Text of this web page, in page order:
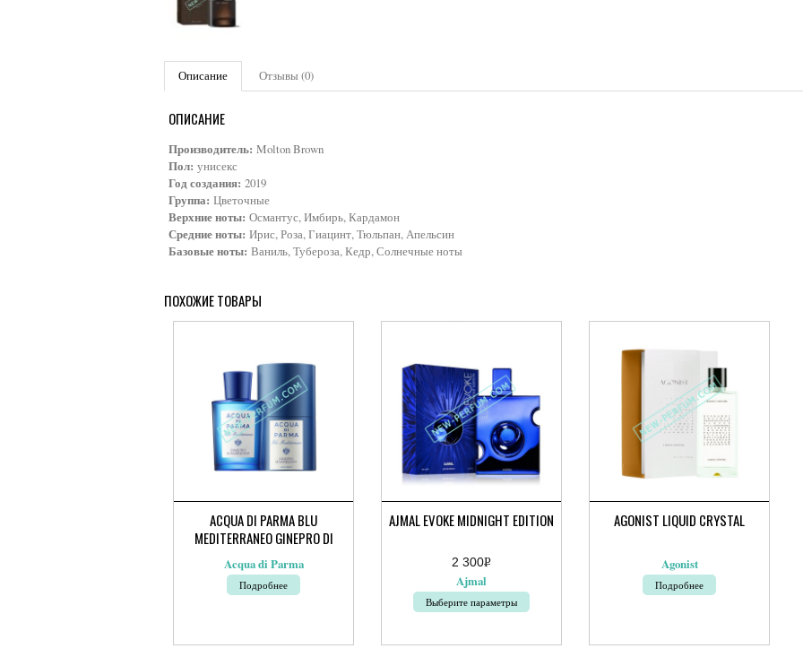
Описание Отзывы (0)
ОПИСАНИЕ
Производитель: Molton Brown
Пол: унисекс
Год создания: 2019
Группа: Цветочные
Верхние ноты: Османтус, Имбирь, Кардамон
Средние ноты: Ирис, Роза, Гиацинт, Тюльпан, Апельсин
Базовые ноты: Ваниль, Тубероза, Кедр, Солнечные ноты
ПОХОЖИЕ ТОВАРЫ
ACQUA DI PARMA BLU
MEDITERRANEO GINEPRO DI
SARDEGNA
Acqua di Parma
Подробнее
AJMAL EVOKE MIDNIGHT EDITION
2 300Р
УБ.
Ajmal
Выберите параметры
товар
AGONIST LIQUID CRYSTAL
Agonist
Подробнее